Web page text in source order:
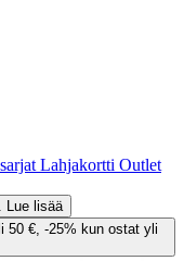
Lahjakortti Outlet
Lue lisää
50 €, -25% kun ostat yli